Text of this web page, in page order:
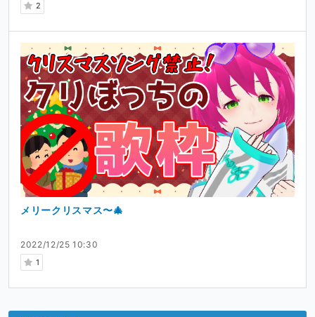
2
2022/12/25 10:30
1
メリークリスマス〜🎄